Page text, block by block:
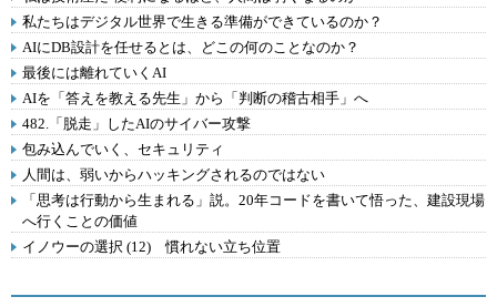
私たちはデジタル世界で生きる準備ができているのか？
AIにDB設計を任せるとは、どこの何のことなのか？
最後には離れていくAI
AIを「答えを教える先生」から「判断の稽古相手」へ
482.「脱走」したAIのサイバー攻撃
包み込んでいく、セキュリティ
人間は、弱いからハッキングされるのではない
「思考は行動から生まれる」説。20年コードを書いて悟った、建設現場
へ行くことの価値
イノウーの選択 (12) 慣れない立ち位置